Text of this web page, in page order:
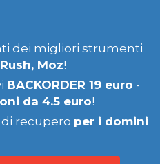
dei migliori strumenti
Moz!
BACKORDER 19 euro -
da 4.5 euro!
recupero per i domini